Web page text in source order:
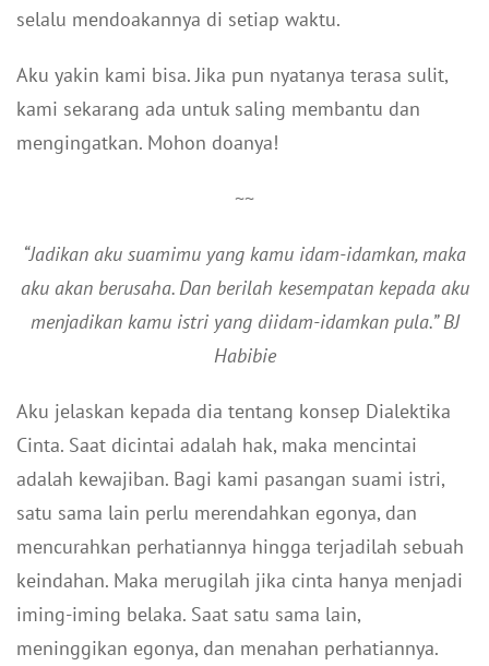
selalu mendoakannya di setiap waktu.
Aku yakin kami bisa. Jika pun nyatanya terasa sulit,
kami sekarang ada untuk saling membantu dan
mengingatkan. Mohon doanya!
~~
“Jadikan aku suamimu yang kamu idam-idamkan, maka
aku akan berusaha. Dan berilah kesempatan kepada aku
menjadikan kamu istri yang diidam-idamkan pula.” BJ
Habibie
Aku jelaskan kepada dia tentang konsep Dialektika
Cinta. Saat dicintai adalah hak, maka mencintai
adalah kewajiban. Bagi kami pasangan suami istri,
satu sama lain perlu merendahkan egonya, dan
mencurahkan perhatiannya hingga terjadilah sebuah
keindahan. Maka merugilah jika cinta hanya menjadi
iming-iming belaka. Saat satu sama lain,
meninggikan egonya, dan menahan perhatiannya.